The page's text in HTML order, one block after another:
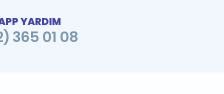
YARDIM
365 01 08